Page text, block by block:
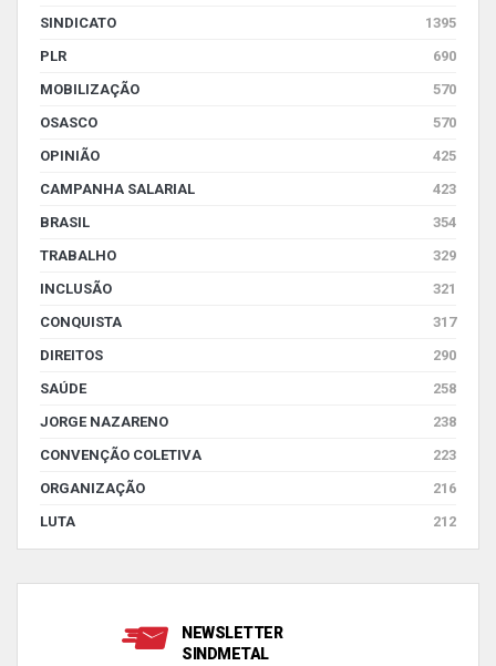
SINDICATO
1395
PLR
690
MOBILIZAÇÃO
570
OSASCO
570
OPINIÃO
425
CAMPANHA SALARIAL
423
BRASIL
354
TRABALHO
329
INCLUSÃO
321
CONQUISTA
317
DIREITOS
290
SAÚDE
258
JORGE NAZARENO
238
CONVENÇÃO COLETIVA
223
ORGANIZAÇÃO
216
LUTA
212
NEWSLETTER
SINDMETAL